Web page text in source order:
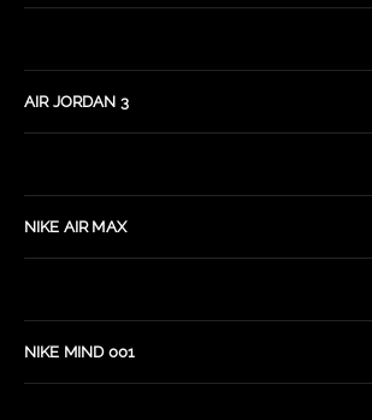
AIR JORDAN 3
NIKE AIR MAX
NIKE MIND 001